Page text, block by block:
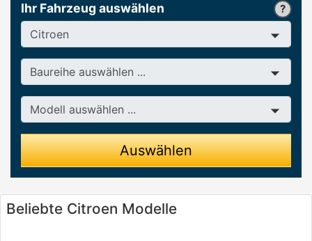
Ihr Fahrzeug auswählen
Hersteller
Baureihe
Modell
Auswählen
Beliebte Citroen Modelle